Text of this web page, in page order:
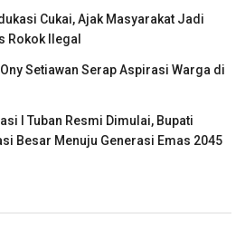
Cukai, Ajak Masyarakat Jadi
Rokok Ilegal
Setiawan Serap Aspirasi Warga di
I Tuban Resmi Dimulai, Bupati
Besar Menuju Generasi Emas 2045